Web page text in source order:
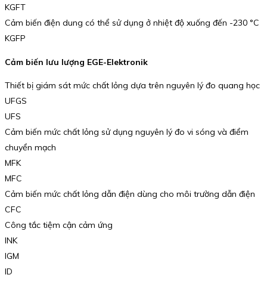
KGFT
Cảm biến điện dung có thể sử dụng ở nhiệt độ xuống đến -230 °C
KGFP
Cảm biến lưu lượng EGE-Elektronik
Thiết bị giám sát mức chất lỏng dựa trên nguyên lý đo quang học
UFGS
UFS
Cảm biến mức chất lỏng sử dụng nguyên lý đo vi sóng và điểm
chuyển mạch
MFK
MFC
Cảm biến mức chất lỏng dẫn điện dùng cho môi trường dẫn điện
CFC
Công tắc tiệm cận cảm ứng
INK
IGM
ID